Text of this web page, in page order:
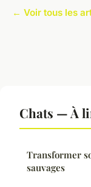
← Voir tous les
Chats — À
Transformer
sauvages